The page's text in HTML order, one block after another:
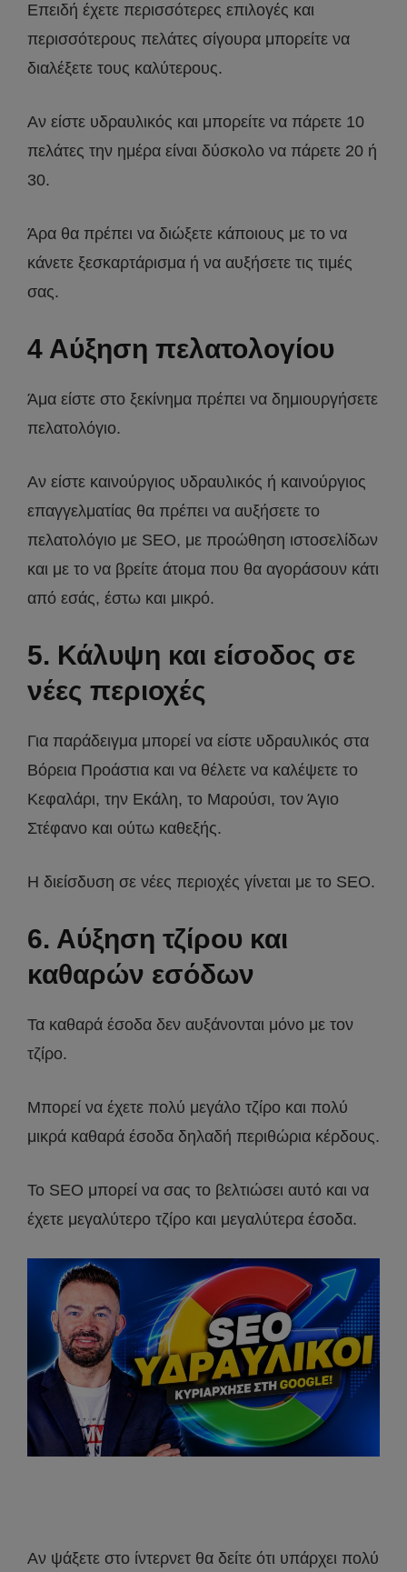
Επειδή έχετε περισσότερες επιλογές και
περισσότερους πελάτες σίγουρα μπορείτε να
διαλέξετε τους καλύτερους.
Αν είστε υδραυλικός και μπορείτε να πάρετε 10
πελάτες την ημέρα είναι δύσκολο να πάρετε 20 ή
30.
Άρα θα πρέπει να διώξετε κάποιους με το να
κάνετε ξεσκαρτάρισμα ή να αυξήσετε τις τιμές
σας.
4 Αύξηση πελατολογίου
Άμα είστε στο ξεκίνημα πρέπει να δημιουργήσετε
πελατολόγιο.
Αν είστε καινούργιος υδραυλικός ή καινούργιος
επαγγελματίας θα πρέπει να αυξήσετε το
πελατολόγιο με SEO, με προώθηση ιστοσελίδων
και με το να βρείτε άτομα που θα αγοράσουν κάτι
από εσάς, έστω και μικρό.
5. Κάλυψη και είσοδος σε
νέες περιοχές
Για παράδειγμα μπορεί να είστε υδραυλικός στα
Βόρεια Προάστια και να θέλετε να καλέψετε το
Κεφαλάρι, την Εκάλη, το Μαρούσι, τον Άγιο
Στέφανο και ούτω καθεξής.
Η διείσδυση σε νέες περιοχές γίνεται με το SEO.
6. Αύξηση τζίρου και
καθαρών εσόδων
Τα καθαρά έσοδα δεν αυξάνονται μόνο με τον
τζίρο.
Μπορεί να έχετε πολύ μεγάλο τζίρο και πολύ
μικρά καθαρά έσοδα δηλαδή περιθώρια κέρδους.
Το SEO μπορεί να σας το βελτιώσει αυτό και να
έχετε μεγαλύτερο τζίρο και μεγαλύτερα έσοδα.
Αν ψάξετε στο ίντερνετ θα δείτε ότι υπάρχει πολύ